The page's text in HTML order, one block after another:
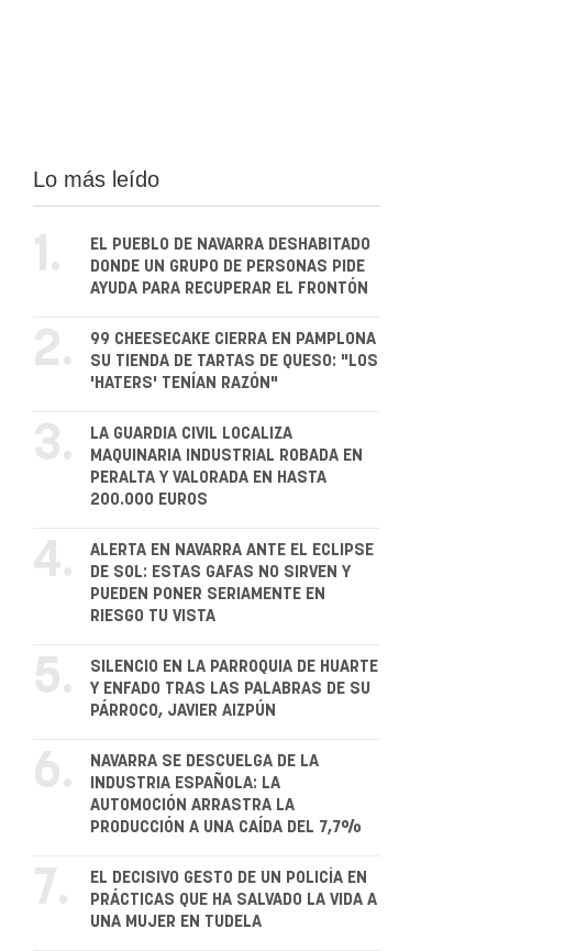
Lo más leído
1.
EL PUEBLO DE NAVARRA DESHABITADO
DONDE UN GRUPO DE PERSONAS PIDE
AYUDA PARA RECUPERAR EL FRONTÓN
2.
99 CHEESECAKE CIERRA EN PAMPLONA
SU TIENDA DE TARTAS DE QUESO: "LOS
'HATERS' TENÍAN RAZÓN"
3.
LA GUARDIA CIVIL LOCALIZA
MAQUINARIA INDUSTRIAL ROBADA EN
PERALTA Y VALORADA EN HASTA
200.000 EUROS
4.
ALERTA EN NAVARRA ANTE EL ECLIPSE
DE SOL: ESTAS GAFAS NO SIRVEN Y
PUEDEN PONER SERIAMENTE EN
RIESGO TU VISTA
5.
SILENCIO EN LA PARROQUIA DE HUARTE
Y ENFADO TRAS LAS PALABRAS DE SU
PÁRROCO, JAVIER AIZPÚN
6.
NAVARRA SE DESCUELGA DE LA
INDUSTRIA ESPAÑOLA: LA
AUTOMOCIÓN ARRASTRA LA
PRODUCCIÓN A UNA CAÍDA DEL 7,7%
7.
EL DECISIVO GESTO DE UN POLICÍA EN
PRÁCTICAS QUE HA SALVADO LA VIDA A
UNA MUJER EN TUDELA